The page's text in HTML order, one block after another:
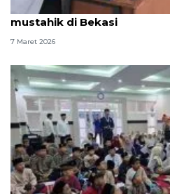
Baznas RI hadirkan
mustahik di Bekasi
7 Maret 2026